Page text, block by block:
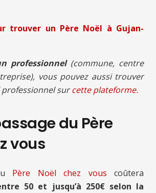
trouver un Père Noël à Gujan-
professionnel(commune, centre
vous pouvez aussi trouver
professionnel surcette plateforme.
du Père
vous
Père Noël chez vous coûtera
50 et jusqu’à 250€ selon la